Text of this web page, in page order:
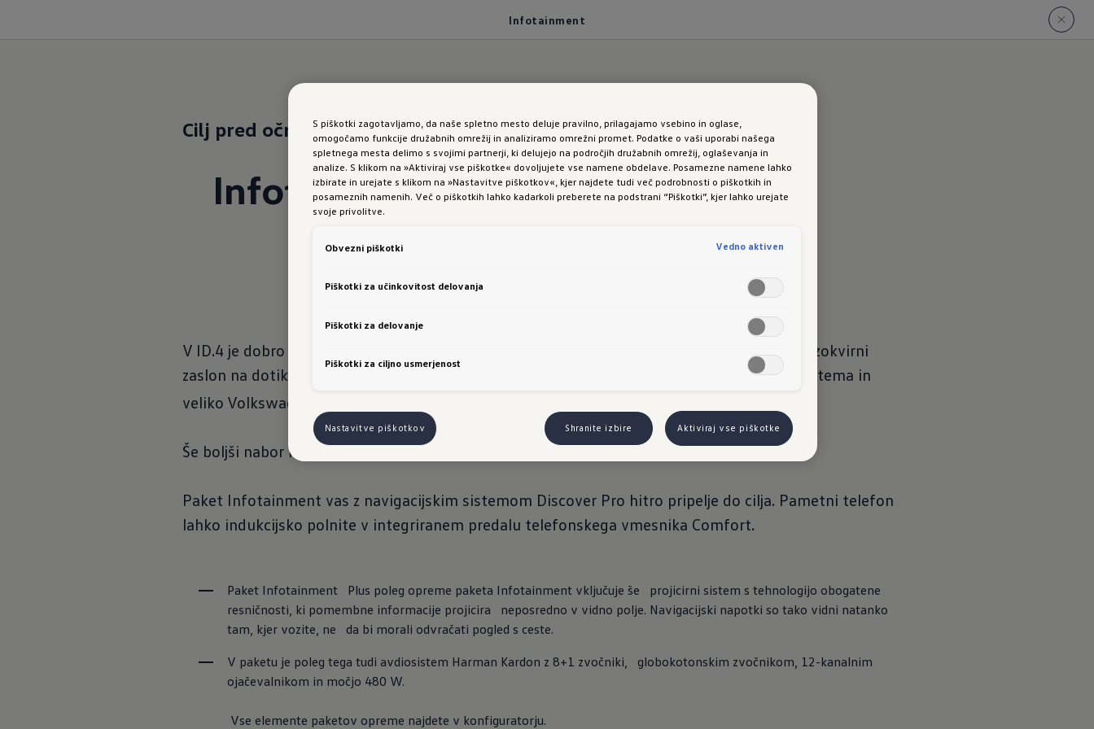
Infotainment
Cilj pred očmi. Glasba v ušesih.
Infotainment
V ID.4 je dobro poskrbljeno za informacije in razvedrilo. 32,7-centimetrski (12,9-palčni) brezokvirni
zaslon na dotik je zasnovan kot intuitivni nadzorni center za vse aplikacije infotainment sistema in
veliko Volkswagnovih digitalnih storitev.
Še boljši nabor infotainmenta nudijo opcijski paketi opreme:
Paket Infotainment vas z navigacijskim sistemom Discover Pro hitro pripelje do cilja. Pametni telefon
lahko indukcijsko polnite v integriranem predalu telefonskega vmesnika Comfort.
Paket Infotainment   Plus poleg opreme paketa Infotainment vključuje še   projicirni sistem s tehnologijo obogatene
resničnosti, ki pomembne informacije projicira   neposredno v vidno polje. Navigacijski napotki so tako vidni natanko
tam, kjer vozite, ne   da bi morali odvračati pogled s ceste.
V paketu je poleg tega tudi avdiosistem Harman Kardon z 8+1 zvočniki,   globokotonskim zvočnikom, 12-kanalnim
ojačevalnikom in močjo 480 W.
Vse elemente paketov opreme najdete v konfiguratorju.
S piškotki zagotavljamo, da naše spletno mesto deluje pravilno, prilagajamo vsebino in oglase,
omogočamo funkcije družabnih omrežij in analiziramo omrežni promet. Podatke o vaši uporabi našega
spletnega mesta delimo s svojimi partnerji, ki delujejo na področjih družabnih omrežij, oglaševanja in
analize. S klikom na »Aktiviraj vse piškotke« dovoljujete vse namene obdelave. Posamezne namene lahko
izbirate in urejate s klikom na »Nastavitve piškotkov«, kjer najdete tudi več podrobnosti o piškotkih in
posameznih namenih. Več o piškotkih lahko kadarkoli preberete na podstrani “Piškotki”, kjer lahko urejate
svoje privolitve.
Obvezni piškotki Vedno aktiven
Piškotki za učinkovitost delovanja
Piškotki za delovanje
Piškotki za ciljno usmerjenost
Nastavitve piškotkov Shranite izbire Aktiviraj vse piškotke